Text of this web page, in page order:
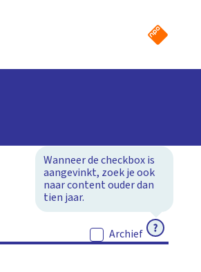
Archief
Wanneer de checkbox is
aangevinkt, zoek je ook
naar content ouder dan
tien jaar.